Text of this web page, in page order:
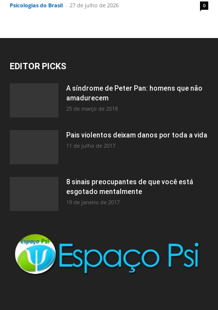
Psicologias do Brasil - 27 de julho de 2026 0
EDITOR PICKS
A síndrome de Peter Pan: homens que não
amadurecem
25 de março de 2018
Pais violentos deixam danos por toda a vida
11 de julho de 2017
8 sinais preocupantes de que você está
esgotado mentalmente
19 de janeiro de 2017